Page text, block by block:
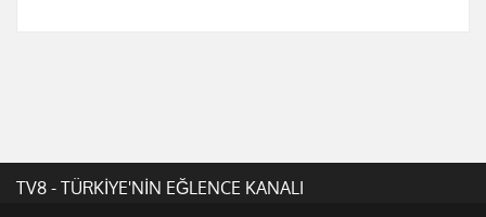
TV8 - TÜRKİYE'NİN EĞLENCE KANALI